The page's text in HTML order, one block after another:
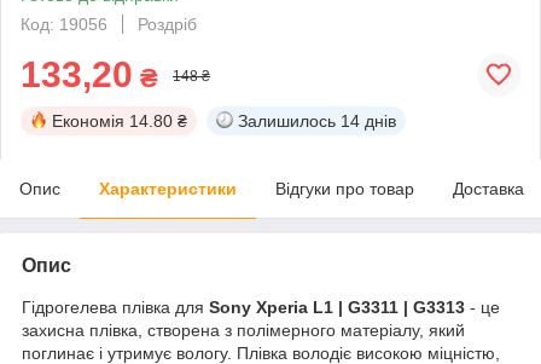
Код: 19056
Роздріб
133,20 ₴ 148 ₴
Економія 14.80 ₴ Залишилось 14 днів
Опис Характеристики Відгуки про товар Доставка
Опис
Гідрогелева плівка для Sony Xperia L1 | G3311 | G3313 - це
захисна плівка, створена з полімерного матеріалу, який
поглинає і утримує вологу. Плівка володіє високою міцністю,